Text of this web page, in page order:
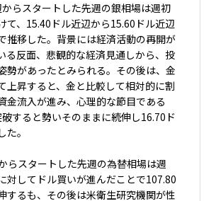
らスタートした先週の銀相場は週初
て、15.40ドル近辺から15.60ドル近辺
推移した。背景には経済活動の再開が
る反面、悲観的な経済見通しから、投
勢があったとみられる。その後は、金
上昇すると、金と比較して相対的に割
金流入が進み、心理的な節目である
すると勢いそのままに続伸し16.70ド
。
らスタートした先週の為替相場は週
対してドル買いが進んだことで107.80
するも、その後は米衛生研究機関が性